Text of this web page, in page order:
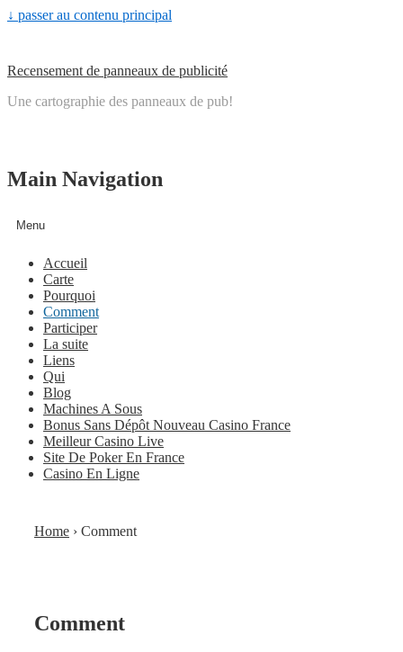
↓ passer au contenu principal
Recensement de panneaux de publicité
Une cartographie des panneaux de pub!
Main Navigation
Menu
Accueil
Carte
Pourquoi
Comment
Participer
La suite
Liens
Qui
Blog
Machines A Sous
Bonus Sans Dépôt Nouveau Casino France
Meilleur Casino Live
Site De Poker En France
Casino En Ligne
Home › Comment
Comment